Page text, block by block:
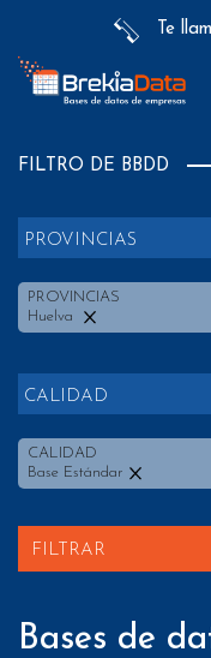
Te
FILTRO DE BBDD
PROVINCIAS
PROVINCIAS
Huelva
CALIDAD
CALIDAD
Base Estándar
FILTRAR
Bases de